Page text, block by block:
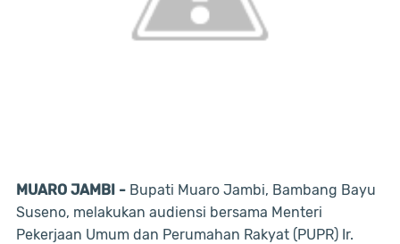
MUARO JAMBI - Bupati Muaro Jambi, Bambang Bayu
Suseno, melakukan audiensi bersama Menteri
Pekerjaan Umum dan Perumahan Rakyat (PUPR) Ir.